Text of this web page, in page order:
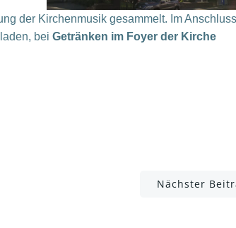
der Kirchenmusik gesammelt. Im
bei Getränken im Foyer der Kirche
Nächster